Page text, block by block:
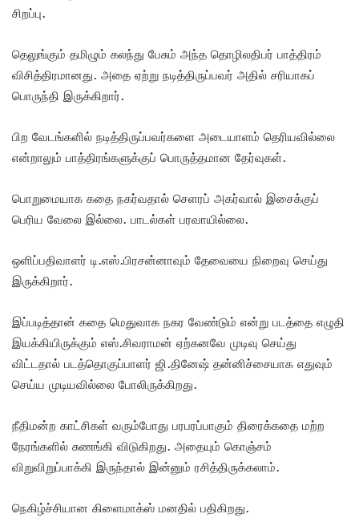
சிறப்பு.
தெலுங்கும் தமிழும் கலந்து பேசும் அந்த தொழிலதிபர் பாத்திரம்
விசித்திரமானது. அதை ஏற்று நடித்திருப்பவர் அதில் சரியாகப்
பொருந்தி இருக்கிறார்.
பிற வேடங்களில் நடித்திருப்பவர்களை அடையாளம் தெரியவில்லை
என்றாலும் பாத்திரங்களுக்குப் பொருத்தமான தேர்வுகள்.
பொறுமையாக கதை நகர்வதால் செளரப் அகர்வால் இசைக்குப்
பெரிய வேலை இல்லை. பாடல்கள் பரவாயில்லை.
ஒளிப்பதிவாளர் டி.எஸ்.பிரசன்னாவும் தேவையை நிறைவு செய்து
இருக்கிறார்.
இப்படித்தான் கதை மெதுவாக நகர வேண்டும் என்று படத்தை எழுதி
இயக்கியிருக்கும் எஸ்.சிவராமன் ஏற்கனவே முடிவு செய்து
விட்டதால் படத்தொகுப்பாளர் ஜி.தினேஷ் தன்னிச்சையாக எதுவும்
செய்ய முடியவில்லை போலிருக்கிறது.
நீதிமன்ற காட்சிகள் வரும்போது பரபரப்பாகும் திரைக்கதை மற்ற
நேரங்களில் சுணங்கி விடுகிறது. அதையும் கொஞ்சம்
விறுவிறுப்பாக்கி இருந்தால் இன்னும் ரசித்திருக்கலாம்.
நெகிழ்ச்சியான கிளைமாக்ஸ் மனதில் பதிகிறது.